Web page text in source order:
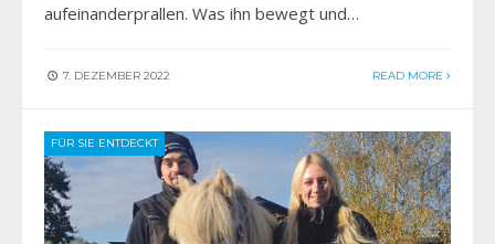
aufeinanderprallen. Was ihn bewegt und…
7. DEZEMBER 2022 READ MORE
FÜR SIE ENTDECKT